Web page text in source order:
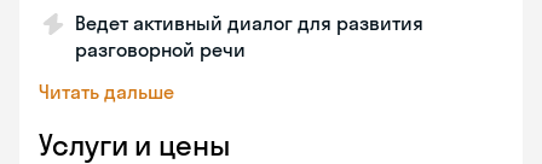
Ведет активный диалог для развития
разговорной речи
Читать дальше
Услуги и цены